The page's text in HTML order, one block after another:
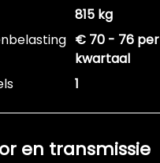
815 kg
€ 70 - 76 per
kwartaal
1
en transmissie